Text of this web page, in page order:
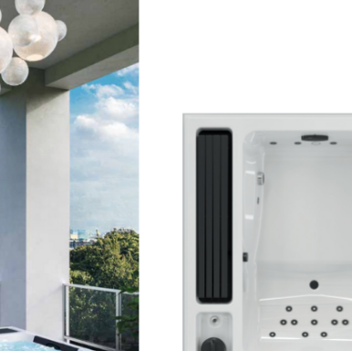
Référence :